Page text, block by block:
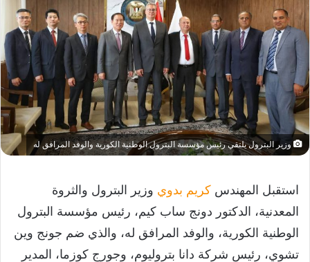
وزير البترول يلتقي رئيس مؤسسة البترول الوطنية الكورية والوفد المرافق له
استقبل المهندس كريم بدوي وزير البترول والثروة
المعدنية، الدكتور دونج ساب كيم، رئيس مؤسسة البترول
الوطنية الكورية، والوفد المرافق له، والذي ضم جونج وين
تشوي، رئيس شركة دانا بتروليوم، وجورج كوزما، المدير